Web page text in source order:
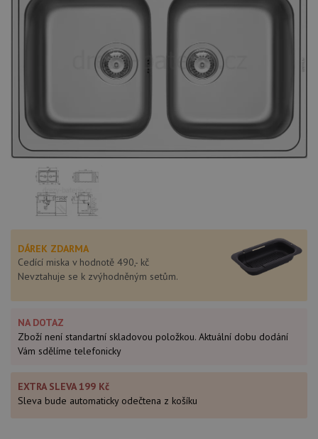
DÁREK ZDARMA
Cedící miska v hodnotě 490,- kč
Nevztahuje se k zvýhodněným setům.
NA DOTAZ
Zboží není standartní skladovou položkou. Aktuální dobu dodání
Vám sdělíme telefonicky
EXTRA SLEVA 199 Kč
Sleva bude automaticky odečtena z košíku